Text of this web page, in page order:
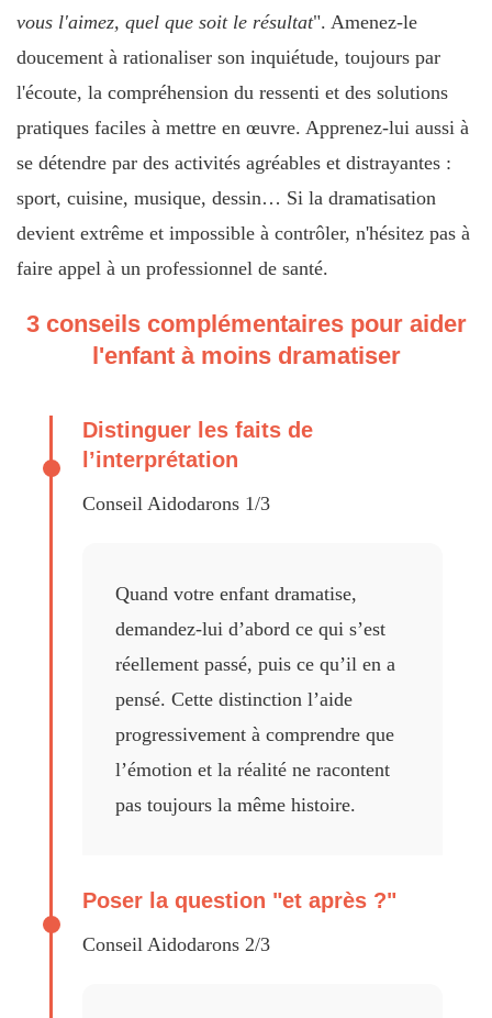
vous l'aimez, quel que soit le résultat". Amenez-le
doucement à rationaliser son inquiétude, toujours par
l'écoute, la compréhension du ressenti et des solutions
pratiques faciles à mettre en œuvre. Apprenez-lui aussi à
se détendre par des activités agréables et distrayantes :
sport, cuisine, musique, dessin… Si la dramatisation
devient extrême et impossible à contrôler, n'hésitez pas à
faire appel à un professionnel de santé.
3 conseils complémentaires pour aider
l'enfant à moins dramatiser
Distinguer les faits de
l’interprétation
Conseil Aidodarons 1/3
Quand votre enfant dramatise,
demandez-lui d’abord ce qui s’est
réellement passé, puis ce qu’il en a
pensé. Cette distinction l’aide
progressivement à comprendre que
l’émotion et la réalité ne racontent
pas toujours la même histoire.
Poser la question "et après ?"
Conseil Aidodarons 2/3